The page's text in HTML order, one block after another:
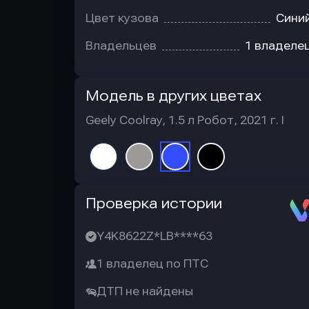
Цвет кузова
Владельцев 1
Модель в других цветах
Geely Coolray, 1.5 л Робот, 2021 г. I
Проверка истории
Y4K8622Z*LB****63
1 владелец по ПТС
ДТП не найдены